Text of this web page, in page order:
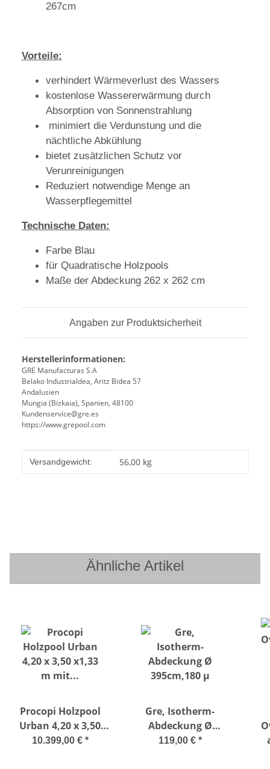
267cm
Vorteile:
verhindert Wärmeverlust des Wassers
kostenlose Wassererwärmung durch
Absorption von Sonnenstrahlung
minimiert die Verdunstung und die
nächtliche Abkühlung
bietet zusätzlichen Schutz vor
Verunreinigungen
Reduziert notwendige Menge an
Wasserpflegemittel
Technische Daten:
Farbe Blau
für Quadratische Holzpools
Maße der Abdeckung 262 x 262 cm
Angaben zur Produktsicherheit
Herstellerinformationen:
GRE Manufacturas S.A
Belako Industrialdea, Aritz Bidea 57
Andalusien
Mungia (Bizkaia), Spanien, 48100
Kundenservice@gre.es
https://www.grepool.com
Produkteigenschaft
Wert
Versandgewicht: 56,00 kg
Ähnliche Artikel
Procopi Holzpool
Urban 4,20 x 3,50
x1,33 m mit
10.399,00 € *
Gre, Isotherm-
Abdeckung Ø
395cm,180 µ
119,00 € *